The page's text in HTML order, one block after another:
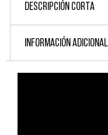
DESCRIPCIÓN CORTA
INFORMACIÓN ADICIONAL